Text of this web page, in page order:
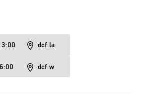
dcf la
dcf w